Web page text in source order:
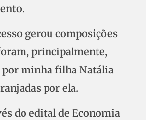
gerou composições
principalmente,
minha filha Natália
por ela.
do edital de Economia